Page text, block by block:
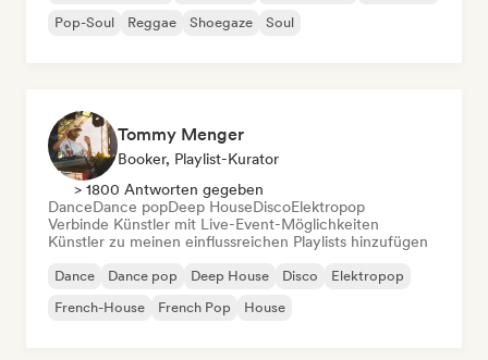
Pop-Soul
Reggae Shoegaze Soul
Tommy Menger
Booker, Playlist-Kurator
> 1800 Antworten gegeben
DanceDance popDeep HouseDiscoElektropop
Verbinde Künstler mit Live-Event-Möglichkeiten
Künstler zu meinen einflussreichen Playlists hinzufügen
Dance Dance pop Deep House Disco
Elektropop
French-House
French Pop House